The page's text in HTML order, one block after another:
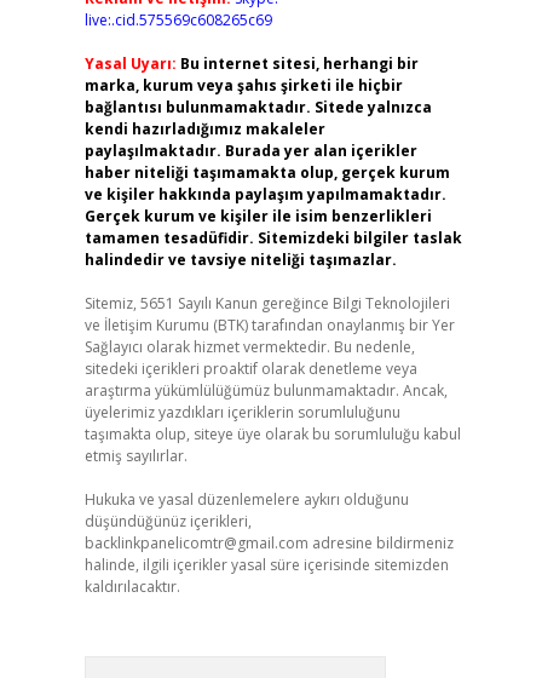
live:.cid.575569c608265c69
Yasal Uyarı: Bu internet sitesi, herhangi bir
marka, kurum veya şahıs şirketi ile hiçbir
bağlantısı bulunmamaktadır. Sitede yalnızca
kendi hazırladığımız makaleler
paylaşılmaktadır. Burada yer alan içerikler
haber niteliği taşımamakta olup, gerçek kurum
ve kişiler hakkında paylaşım yapılmamaktadır.
Gerçek kurum ve kişiler ile isim benzerlikleri
tamamen tesadüfidir. Sitemizdeki bilgiler taslak
halindedir ve tavsiye niteliği taşımazlar.
Sitemiz, 5651 Sayılı Kanun gereğince Bilgi Teknolojileri
ve İletişim Kurumu (BTK) tarafından onaylanmış bir Yer
Sağlayıcı olarak hizmet vermektedir. Bu nedenle,
sitedeki içerikleri proaktif olarak denetleme veya
araştırma yükümlülüğümüz bulunmamaktadır. Ancak,
üyelerimiz yazdıkları içeriklerin sorumluluğunu
taşımakta olup, siteye üye olarak bu sorumluluğu kabul
etmiş sayılırlar.
Hukuka ve yasal düzenlemelere aykırı olduğunu
düşündüğünüz içerikleri,
backlinkpanelicomtr@gmail.com adresine bildirmeniz
halinde, ilgili içerikler yasal süre içerisinde sitemizden
kaldırılacaktır.